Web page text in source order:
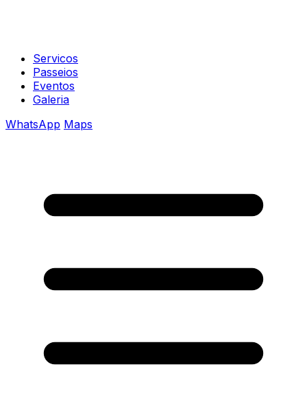
Servicos
Passeios
Eventos
Galeria
WhatsApp Maps